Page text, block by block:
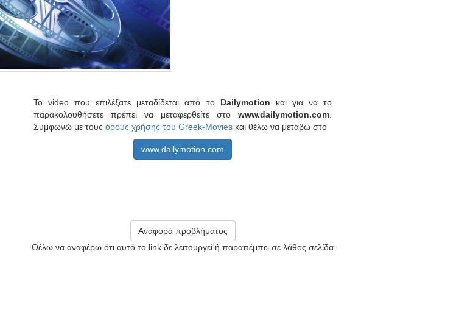
Το video που επιλέξατε μεταδίδεται από το Dailymotion και για να το
παρακολουθήσετε πρέπει να μεταφερθείτε στο www.dailymotion.com.
Συμφωνώ με τους όρους χρήσης του Greek-Moviesκαι θέλω να μεταβώ στο
www.dailymotion.com
Αναφορά προβλήματος
Θέλω να αναφέρω ότι αυτό το link δε λειτουργεί ή παραπέμπει σε λάθος σελίδα